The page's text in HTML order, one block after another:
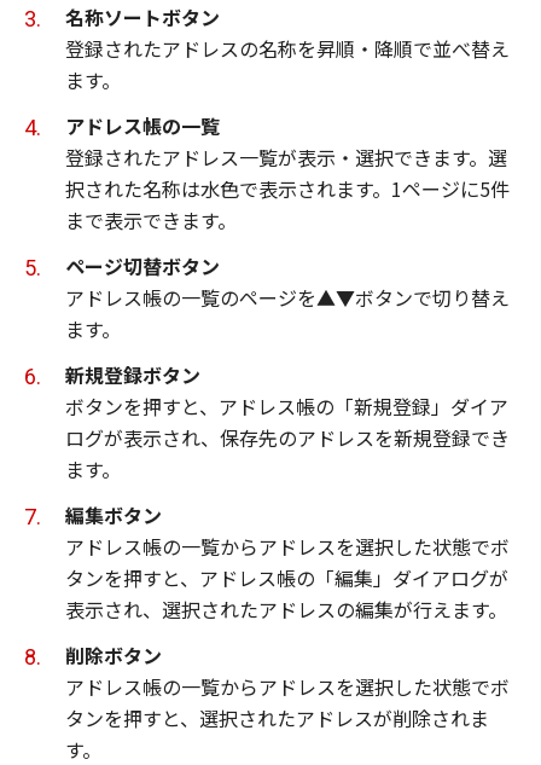
名称ソートボタン
登録されたアドレスの名称を昇順・降順で並べ替え
ます。
アドレス帳の一覧
登録されたアドレス一覧が表示・選択できます。選
択された名称は水色で表示されます。1ページに5件
まで表示できます。
ページ切替ボタン
アドレス帳の一覧のページを▲▼ボタンで切り替え
ます。
新規登録ボタン
ボタンを押すと、アドレス帳の「新規登録」ダイア
ログが表示され、保存先のアドレスを新規登録でき
ます。
編集ボタン
アドレス帳の一覧からアドレスを選択した状態でボ
タンを押すと、アドレス帳の「編集」ダイアログが
表示され、選択されたアドレスの編集が行えます。
削除ボタン
アドレス帳の一覧からアドレスを選択した状態でボ
タンを押すと、選択されたアドレスが削除されま
す。